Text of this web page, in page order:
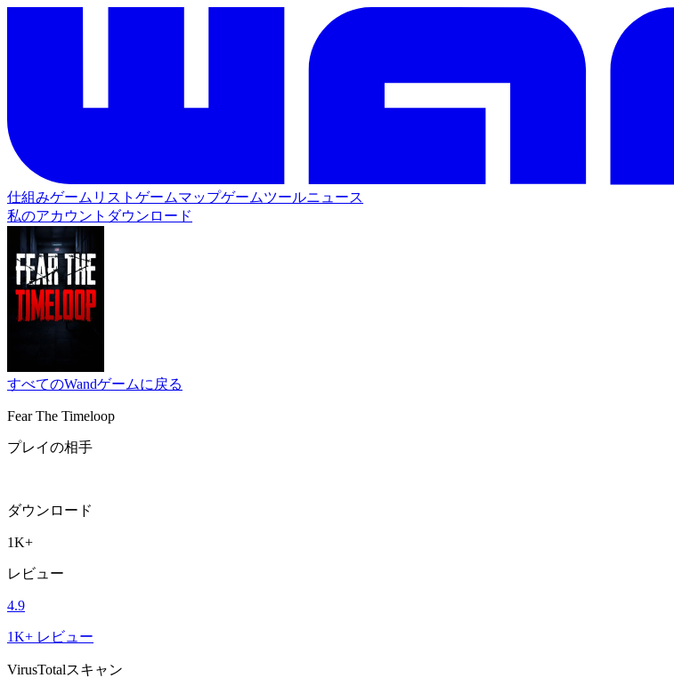
仕組みゲームリスト ゲームマップゲームツールニュース
私のアカウント ダウンロード
すべてのWandゲームに戻る
Fear The Timeloop
プレイの相手
ダウンロード
1K+
レビュー
4.9
1K+ レビュー
VirusTotalスキャン